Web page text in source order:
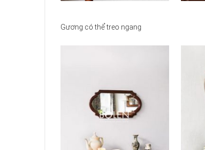
Gương có thể treo ngang